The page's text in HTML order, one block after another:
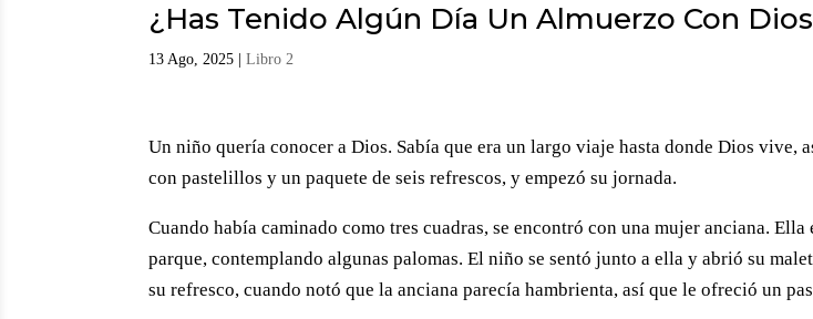
¿Has Tenido Algún Día Un Almuerzo Con
13 Ago, 2025 |Libro 2
Un niño quería conocer a Dios. Sabía que era un largo viaje hasta donde Dios vive,
con pastelillos y un paquete de seis refrescos, y empezó su jornada.
Cuando había caminado como tres cuadras, se encontró con una mujer anciana. Ella
parque, contemplando algunas palomas. El niño se sentó junto a ella y abrió su
su refresco, cuando notó que la anciana parecía hambrienta, así que le ofreció un